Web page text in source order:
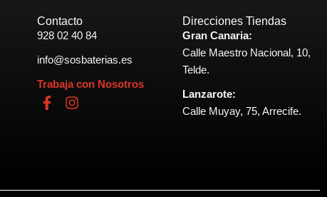
Contacto
928 02 40 84
info@sosbaterias.es
Trabaja con Nosotros
F
a
I
n
Direcciones Tiendas
Gran Canaria:
Calle Maestro Nacional, 10,
Telde.
Lanzarote:
Calle Muyay, 75, Arrecife.